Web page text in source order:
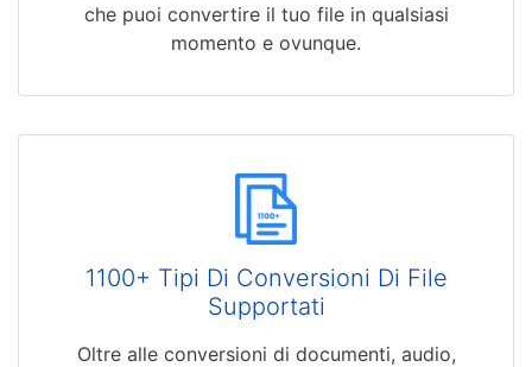
che puoi convertire il tuo file in qualsiasi
momento e ovunque.
1100+ Tipi Di Conversioni Di File
Supportati
Oltre alle conversioni di documenti, audio,